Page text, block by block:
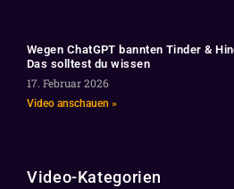
Wegen ChatGPT bannten Tinder &
Das solltest du wissen
17. Februar 2026
Video anschauen »
Video-Kategorien